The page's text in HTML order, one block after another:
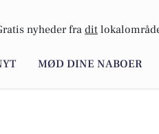
nyheder fra dit
MØD DINE NABOER